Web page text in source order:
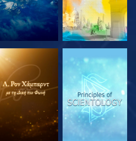
ΕΞΕΡΕΥΝΗΣΤΕ
ΤΗ ΣΕΙΡΑ
ΕΞΕΡΕΥΝΗΣΤΕ
ΤΗ ΣΕΙΡΑ